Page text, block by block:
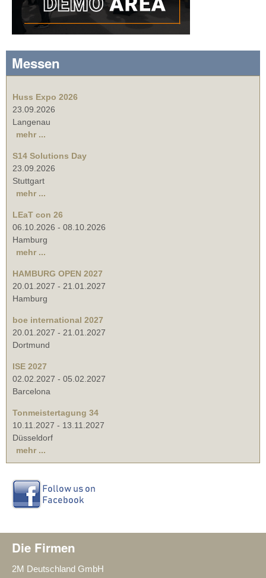
Messen
Huss Expo 2026
23.09.2026
Langenau
mehr ...
S14 Solutions Day
23.09.2026
Stuttgart
mehr ...
LEaT con 26
06.10.2026 - 08.10.2026
Hamburg
mehr ...
HAMBURG OPEN 2027
20.01.2027 - 21.01.2027
Hamburg
boe international 2027
20.01.2027 - 21.01.2027
Dortmund
ISE 2027
02.02.2027 - 05.02.2027
Barcelona
Tonmeistertagung 34
10.11.2027 - 13.11.2027
Düsseldorf
mehr ...
Die Firmen
2M Deutschland GmbH